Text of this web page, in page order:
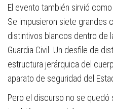
El evento también sirvió
Se impusieron siete grandes
distintivos blancos dentro de
Guardia Civil. Un desfile de
estructura jerárquica del
aparato de seguridad del
Pero el discurso no se quedó